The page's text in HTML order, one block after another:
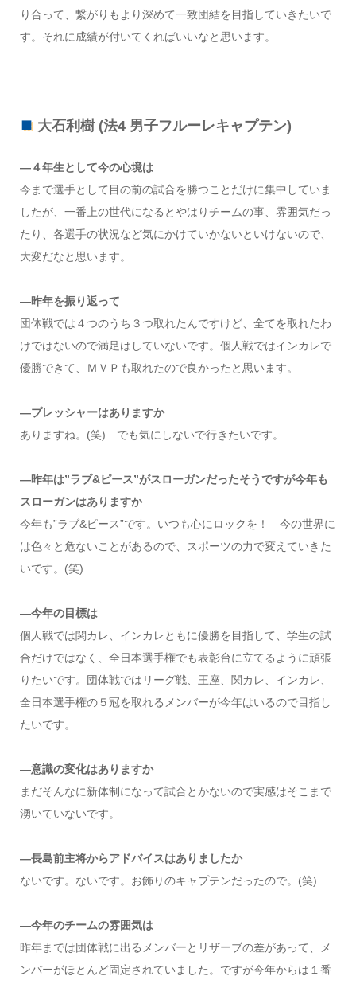
り合って、繋がりもより深めて一致団結を目指していきたいで
す。それに成績が付いてくればいいなと思います。
大石利樹 (法4 男子フルーレキャプテン)
—４年生として今の心境は
今まで選手として目の前の試合を勝つことだけに集中していま
したが、一番上の世代になるとやはりチームの事、雰囲気だっ
たり、各選手の状況など気にかけていかないといけないので、
大変だなと思います。
—昨年を振り返って
団体戦では４つのうち３つ取れたんですけど、全てを取れたわ
けではないので満足はしていないです。個人戦ではインカレで
優勝できて、ＭＶＰも取れたので良かったと思います。
—プレッシャーはありますか
ありますね。(笑) でも気にしないで行きたいです。
—昨年は”ラブ&ピース”がスローガンだったそうですが今年も
スローガンはありますか
今年も”ラブ&ピース”です。いつも心にロックを！ 今の世界に
は色々と危ないことがあるので、スポーツの力で変えていきた
いです。(笑)
—今年の目標は
個人戦では関カレ、インカレともに優勝を目指して、学生の試
合だけではなく、全日本選手権でも表彰台に立てるように頑張
りたいです。団体戦ではリーグ戦、王座、関カレ、インカレ、
全日本選手権の５冠を取れるメンバーが今年はいるので目指し
たいです。
—意識の変化はありますか
まだそんなに新体制になって試合とかないので実感はそこまで
湧いていないです。
—長島前主将からアドバイスはありましたか
ないです。ないです。お飾りのキャプテンだったので。(笑)
—今年のチームの雰囲気は
昨年までは団体戦に出るメンバーとリザーブの差があって、メ
ンバーがほとんど固定されていました。ですが今年からは１番